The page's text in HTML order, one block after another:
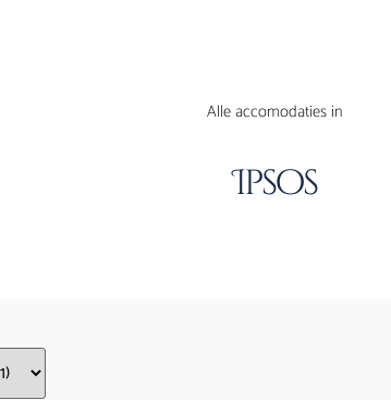
Alle accomodaties in
Ipsos